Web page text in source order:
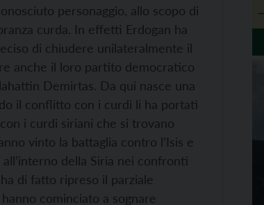
personaggio, allo scopo di
curda. In effetti Erdogan ha
di chiudere unilateralmente il
anche il loro partito democratico
Demirtas. Da qui nasce una
il conflitto con i curdi li ha portati
i curdi siriani che si trovano
vinto la battaglia contro l’Isis e
della Siria nei confronti
di fatto ripreso il parziale
cominciato a sognare